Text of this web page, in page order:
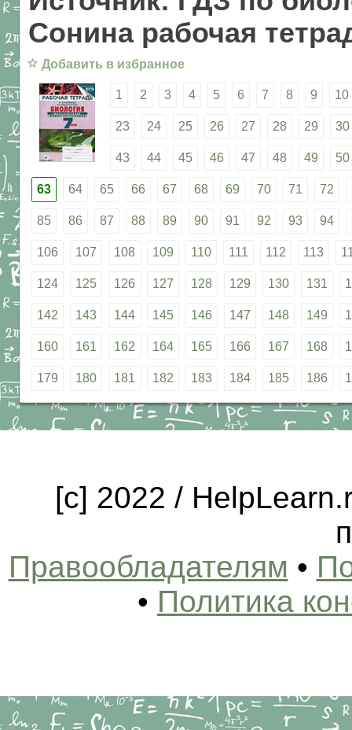
Сонина рабочая
☆ Добавить в избранное
1 2 3 4 5 6 7 8 9 10
23 24 25 26 27 28 29 30
43 44 45 46 47 48 49 50
63 64 65 66 67 68 69 70 71 72
85 86 87 88 89 90 91 92 93 94
106 107 108 109 110 111 112 113
124 125 126 127 128 129 130 131
142 143 144 145 146 147 148 149
160 161 162 164 165 166 167 168
179 180 181 182 183 184 185 186
[c] 2022 /
Правообладателям •
• Политика